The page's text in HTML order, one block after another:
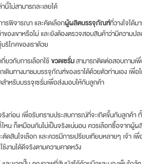
นี้ไม่สามารถละเลยได้
ารพิจารณา และคัดเลือกผู้ผลิตบรรจุภัณฑ์ที่วางใจได้
องเขาหรือไม่ และยังต้องตรวจสอบสินค้าว่ามีความปล
ริโภคของเราด้วย
ยวกับการเลือกใช้ ขวดเซรั่มสามารถติดต่อสอบถามเพื่
นทางมาชมบรรจุภัณฑ์ของเราได้ด้วยตัวท่านเอง เพื่อ
ำหรับบรรจุเซรั่มเพื่อส่งมอบให้กับลูกค้า
งก่อน เพื่อรับทราบประสบการณ์ที่จะเกิดขึ้นกับลูกค้า ทั้
หน ก็เหมือนกันไม่เป็นจริงแน่นอน ควรเลือกซื้อจากผู้ผ
ดสินใจเลือก และควรมีการเปรียบเทียบหลายๆ เจ้า
ช้งานได้ดีจริงตามความคาดหวัง